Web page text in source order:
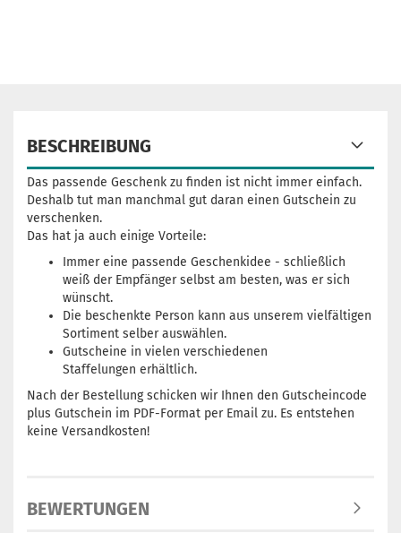
BESCHREIBUNG
Das passende Geschenk zu finden ist nicht immer einfach.
Deshalb tut man manchmal gut daran einen Gutschein zu
verschenken.
Das hat ja auch einige Vorteile:
Immer eine passende Geschenkidee - schließlich
weiß der Empfänger selbst am besten, was er sich
wünscht.
Die beschenkte Person kann aus unserem vielfältigen
Sortiment selber auswählen.
Gutscheine in vielen verschiedenen
Staffelungen erhältlich.
Nach der Bestellung schicken wir Ihnen den Gutscheincode
plus Gutschein im PDF-Format per Email zu. Es entstehen
keine Versandkosten!
BEWERTUNGEN